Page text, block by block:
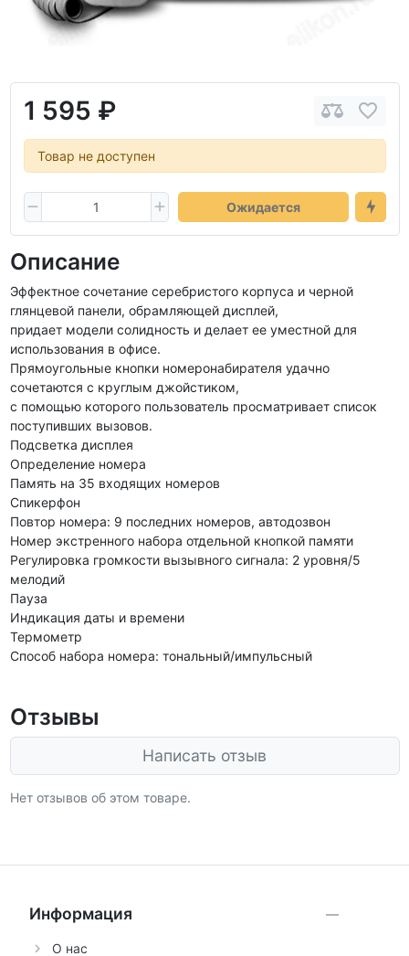
1 595 ₽
Товар не доступен
Ожидается
Описание
Эффектное сочетание серебристого корпуса и черной
глянцевой панели, обрамляющей дисплей,
придает модели солидность и делает ее уместной для
использования в офисе.
Прямоугольные кнопки номеронабирателя удачно
сочетаются с круглым джойстиком,
с помощью которого пользователь просматривает список
поступивших вызовов.
Подсветка дисплея
Определение номера
Память на 35 входящих номеров
Спикерфон
Повтор номера: 9 последних номеров, автодозвон
Номер экстренного набора отдельной кнопкой памяти
Регулировка громкости вызывного сигнала: 2 уровня/5
мелодий
Пауза
Индикация даты и времени
Термометр
Способ набора номера: тональный/импульсный
Отзывы
Написать отзыв
Нет отзывов об этом товаре.
Информация
О нас